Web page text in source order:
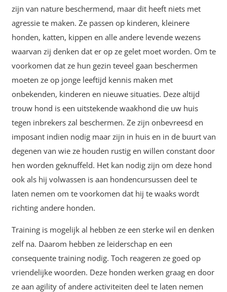
zijn van nature beschermend, maar dit heeft niets met
agressie te maken. Ze passen op kinderen, kleinere
honden, katten, kippen en alle andere levende wezens
waarvan zij denken dat er op ze gelet moet worden. Om te
voorkomen dat ze hun gezin teveel gaan beschermen
moeten ze op jonge leeftijd kennis maken met
onbekenden, kinderen en nieuwe situaties. Deze altijd
trouw hond is een uitstekende waakhond die uw huis
tegen inbrekers zal beschermen. Ze zijn onbevreesd en
imposant indien nodig maar zijn in huis en in de buurt van
degenen van wie ze houden rustig en willen constant door
hen worden geknuffeld. Het kan nodig zijn om deze hond
ook als hij volwassen is aan hondencursussen deel te
laten nemen om te voorkomen dat hij te waaks wordt
richting andere honden.
Training is mogelijk al hebben ze een sterke wil en denken
zelf na. Daarom hebben ze leiderschap en een
consequente training nodig. Toch reageren ze goed op
vriendelijke woorden. Deze honden werken graag en door
ze aan agility of andere activiteiten deel te laten nemen